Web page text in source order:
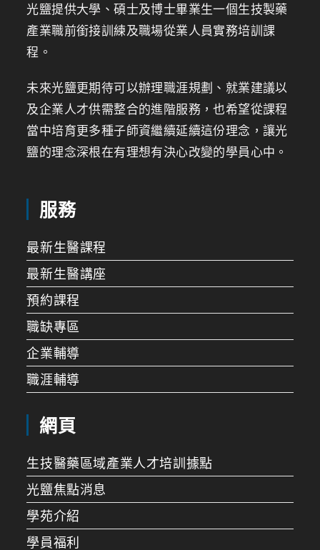
光鹽提供大學、碩士及博士畢業生一個生技製藥
產業職前銜接訓練及職場從業人員實務培訓課
程。
未來光鹽更期待可以辦理職涯規劃、就業建議以
及企業人才供需整合的進階服務，也希望從課程
當中培育更多種子師資繼續延續這份理念，讓光
鹽的理念深根在有理想有決心改變的學員心中。
服務
最新生醫課程
最新生醫講座
預約課程
職缺專區
企業輔導
職涯輔導
網頁
生技醫藥區域產業人才培訓據點
光鹽焦點消息
學苑介紹
學員福利